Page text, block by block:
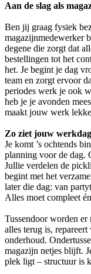
Aan de slag als
Ben jij graag fysiek
magazijnmedewerker
degene die zorgt dat
bestellingen tot het
het. Je begint je dag
team en zorgt ervoor
periodes werk je ook
heb je je avonden
maakt jouw werk
Zo ziet jouw
Je komt ’s ochtends
planning voor de dag.
Jullie verdelen de
begint met het
later die dag: van
Alles moet compleet
Tussendoor worden er
alles terug is,
onderhoud.
magazijn netjes blijft.
plek ligt – structuur is